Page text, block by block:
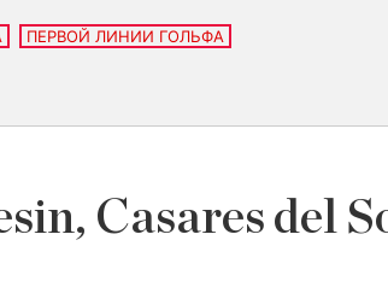
ПЕРВОЙ ЛИНИИ ГОЛЬФА
Casares del